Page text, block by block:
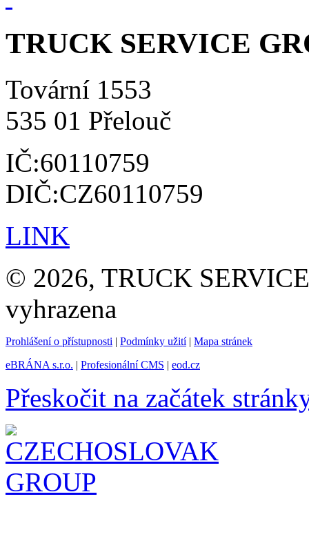
TRUCK SERVICE
Tovární 1553
535 01 Přelouč
IČ:60110759
DIČ:CZ60110759
LINK
© 2026, TRUCK
vyhrazena
Prohlášení o přístupnosti | Podmínky užití| Mapa stránek
eBRÁNA s.r.o. | Profesionální CMS | eod.cz
Přeskočit na začátek